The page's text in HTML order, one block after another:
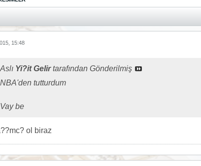
15:48
Aslı Yi?it Gelirtarafından Gönderilmiş
NBA'den tutturdum
Vay be
ol biraz